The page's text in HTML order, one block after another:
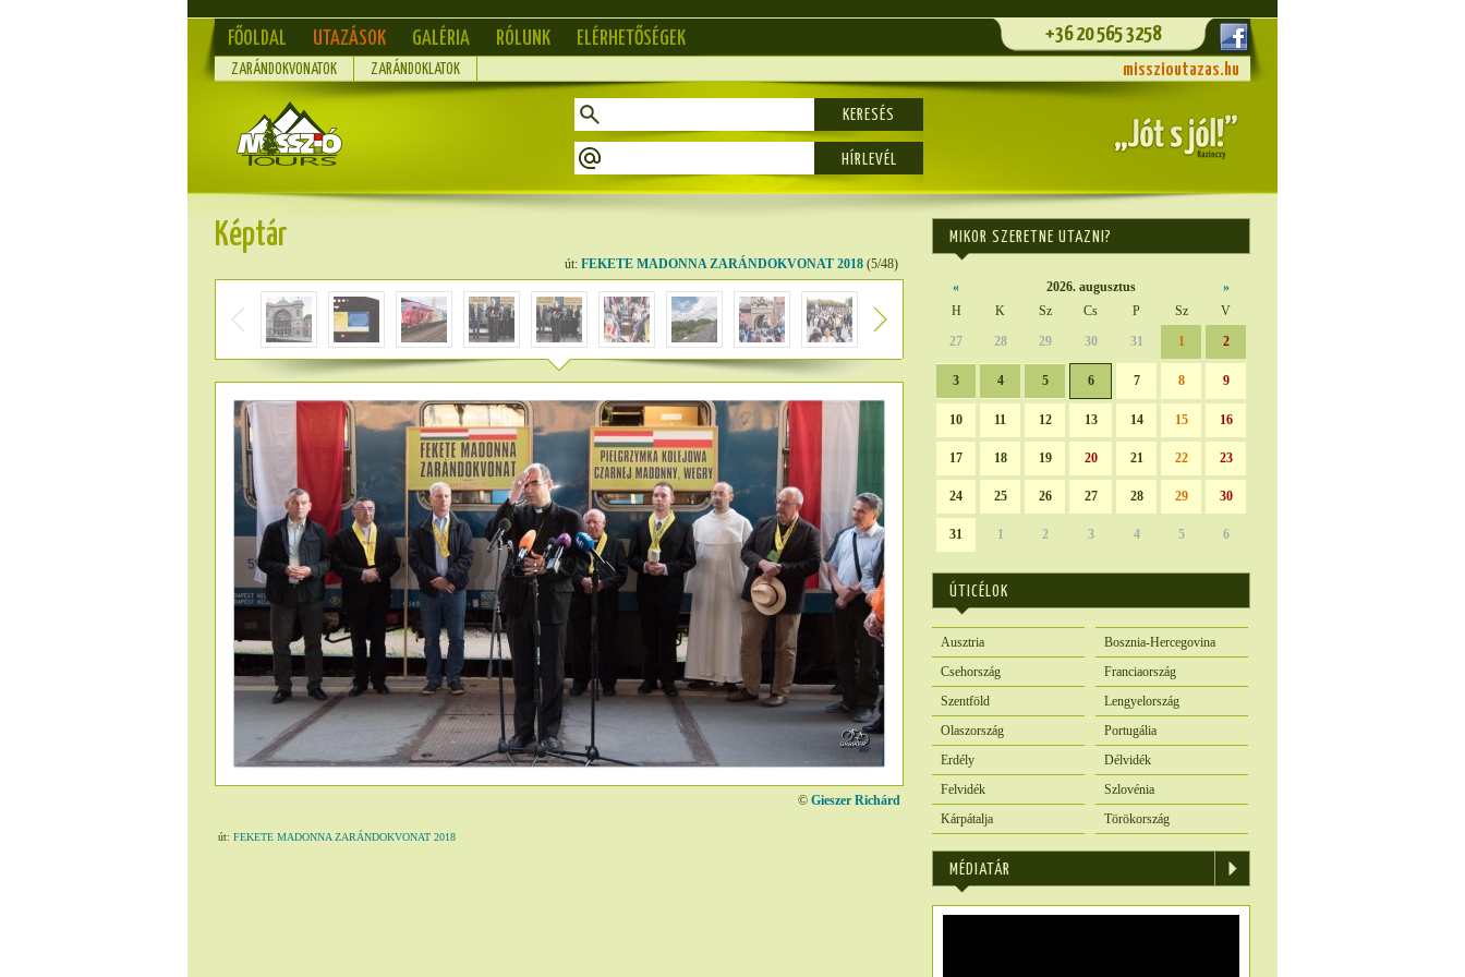
FŐOLDAL UTAZÁSOK GALÉRIA RÓLUNK ELÉRHETŐSÉGEK +36 20 565 3258
ZARÁNDOKVONATOK ZARÁNDOKLATOK misszioutazas.hu
KERESÉS
Képtár
út: FEKETE MADONNA ZARÁNDOKVONAT 2018 (5/48)
© Gieszer Richárd
út: FEKETE MADONNA ZARÁNDOKVONAT 2018
MIKOR SZERETNE UTAZNI?
« 2026. augusztus
»
H
K Sz Cs P Sz
V
27
28 29 30 31 1 2
3 4 5 6 7 8 9
10 11 12 13 14 15 16
17 18 19 20 21 22 23
24 25 26 27 28 29 30
31 1 2 3 4 5 6
ÚTICÉLOK
Ausztria
Bosznia-Hercegovina
Csehország
Franciaország
Szentföld
Lengyelország
Olaszország
Portugália
Erdély
Délvidék
Felvidék
Szlovénia
Kárpátalja
Törökország
MÉDIATÁR